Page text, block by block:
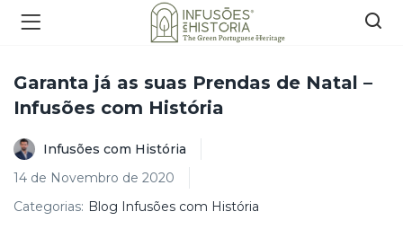
Garanta já as suas Prendas de Natal –
Infusões com História
Infusões com História
14 de Novembro de 2020
Categorias: Blog Infusões com História